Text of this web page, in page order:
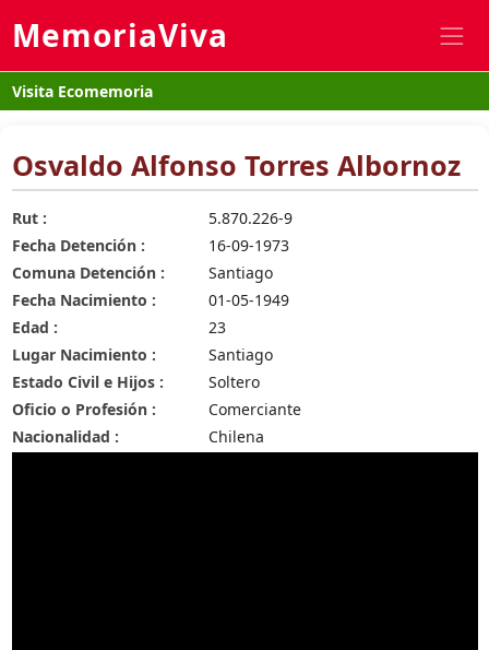
MemoriaViva
Visita Ecomemoria
Osvaldo Alfonso Torres Albornoz
Rut :
5.870.226-9
Fecha Detención :
16-09-1973
Comuna Detención :
Santiago
Fecha Nacimiento :
01-05-1949
Edad :
23
Lugar Nacimiento :
Santiago
Estado Civil e Hijos :
Soltero
Oficio o Profesión :
Comerciante
Nacionalidad :
Chilena